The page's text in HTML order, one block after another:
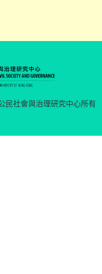
民社會與治理研究中心所有